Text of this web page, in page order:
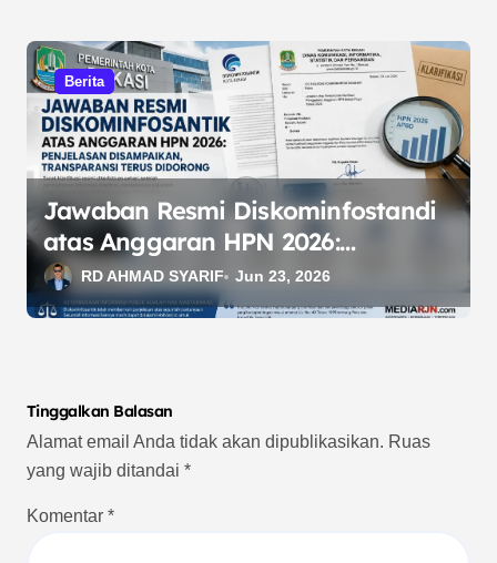
Berita
Jawaban Resmi Diskominfostandi
atas Anggaran HPN 2026:
Penjelasan Disampaikan,
Transparansi Terus Didorong
RD AHMAD SYARIF Jun 23, 2026
Tinggalkan Balasan
Alamat email Anda tidak akan dipublikasikan. Ruas
yang wajib ditandai *
Komentar *